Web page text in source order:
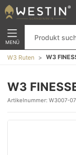
MENÜ
W3 Ruten W3
W3
Artikelnummer: W3007-